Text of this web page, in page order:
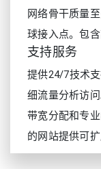
网络骨干质量
球接入点。包含
支持服务
提供24/7技术
细流量分析访
带宽分配和专
的网站提供可